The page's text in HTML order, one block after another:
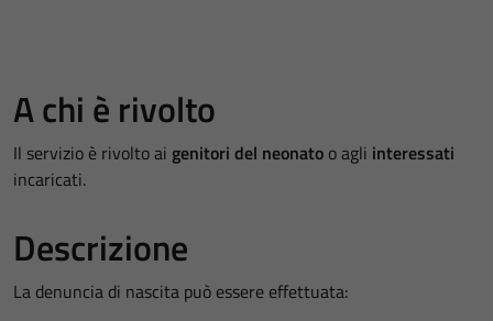
A chi è rivolto
Il servizio è rivolto ai genitori del neonato o agli interessati
incaricati.
Descrizione
La denuncia di nascita può essere effettuata: